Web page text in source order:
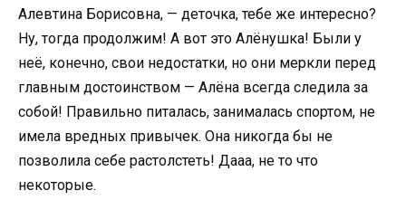
Алевтина Борисовна, — деточка, тебе же интересно?
Ну, тогда продолжим! А вот это Алёнушка! Были у
неё, конечно, свои недостатки, но они меркли перед
главным достоинством — Алёна всегда следила за
собой! Правильно питалась, занималась спортом, не
имела вредных привычек. Она никогда бы не
позволила себе растолстеть! Дааа, не то что
некоторые.